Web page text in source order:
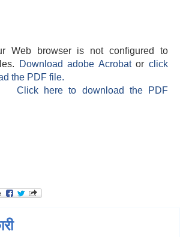
Web browser is not configured to
Download adobe Acrobatorclick
the PDF file.
Click here to download the PDF